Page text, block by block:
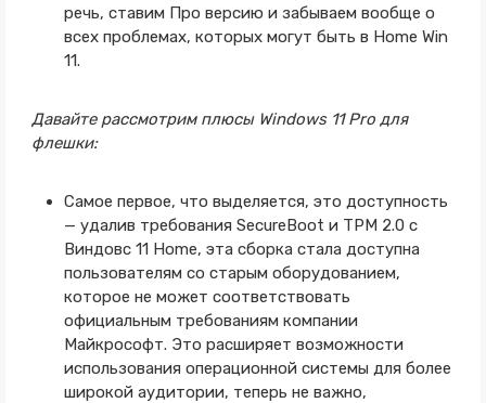
речь, ставим Про версию и забываем вообще о
всех проблемах, которых могут быть в Home Win
11.
Давайте рассмотрим плюсы Windows 11 Pro для
флешки:
Самое первое, что выделяется, это доступность
— удалив требования SecureBoot и TPM 2.0 с
Виндовс 11 Home, эта сборка стала доступна
пользователям со старым оборудованием,
которое не может соответствовать
официальным требованиям компании
Майкрософт. Это расширяет возможности
использования операционной системы для более
широкой аудитории, теперь не важно,